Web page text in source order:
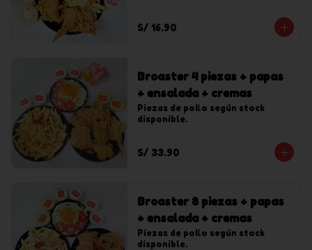
S/ 16.90
Broaster 4 piezas + papas
+ ensalada + cremas
Piezas de pollo según stock
disponible.
S/ 33.90
Broaster 8 piezas + papas
+ ensalada + cremas
Piezas de pollo según stock
disponible.